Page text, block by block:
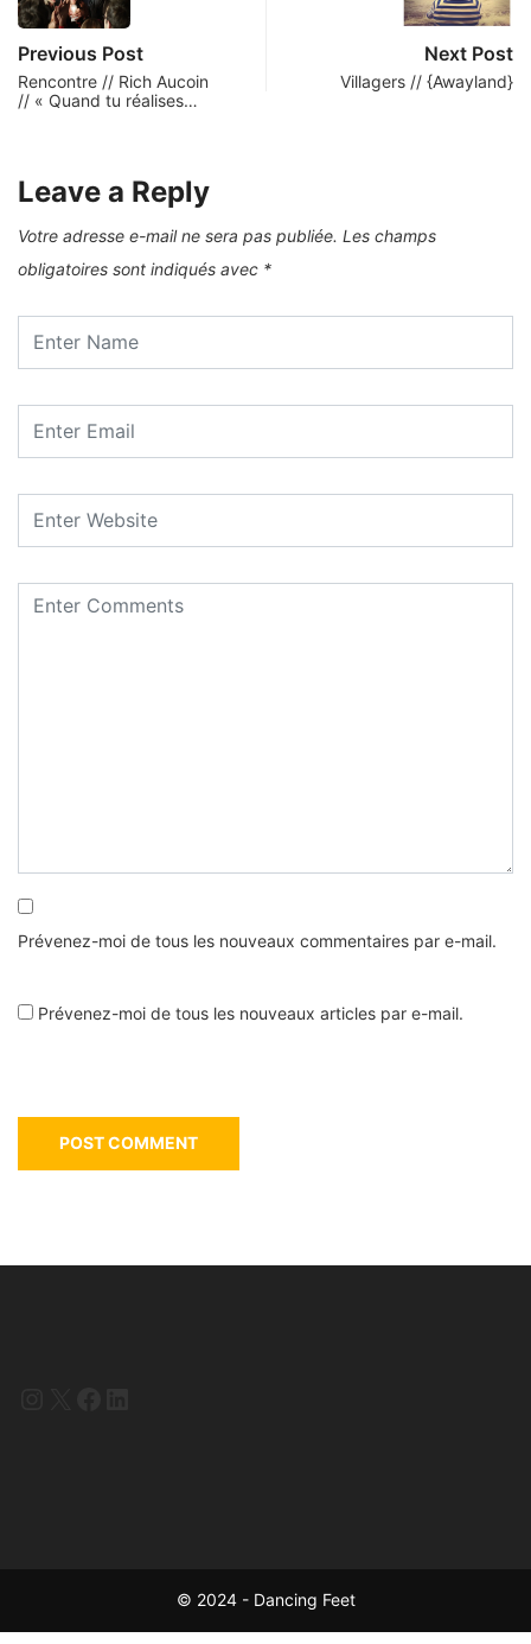
Previous Post
Rencontre // Rich Aucoin
// « Quand tu réalises…
Next Post
Villagers // {Awayland}
Leave a Reply
Votre adresse e-mail ne sera pas publiée. Les champs
obligatoires sont indiqués avec *
Prévenez-moi de tous les nouveaux commentaires par e-mail.
Prévenez-moi de tous les nouveaux articles par e-mail.
© 2024 - Dancing Feet